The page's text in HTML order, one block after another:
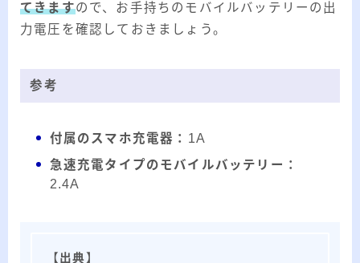
てきますので、お手持ちのモバイルバッテリーの出
力電圧を確認しておきましょう。
参考
付属のスマホ充電器： 1A
急速充電タイプのモバイルバッテリー：
2.4A
【 出典 】